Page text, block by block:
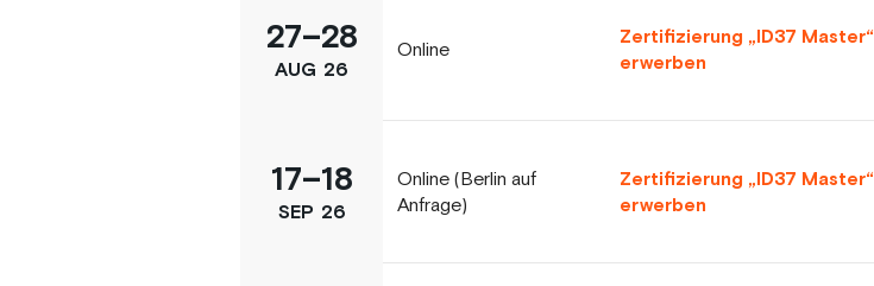
27–28
AUG 26
Online
Zertifizierung „ID37 Master“
erwerben
17–18
SEP 26
Online (Berlin auf
Anfrage)
Zertifizierung „ID37 Master“
erwerben